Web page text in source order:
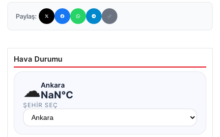
Paylaş:
Hava Durumu
☁Ankara
NaN°C
ŞEHIR SEÇ